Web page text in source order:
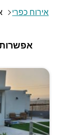
אירוח כפרי